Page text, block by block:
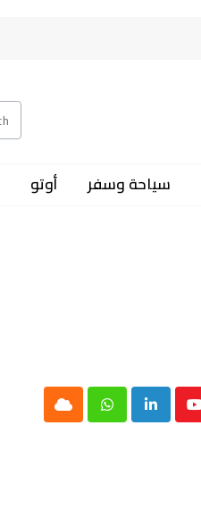
سياحة وسفر أوتو
Youtube
LinkedIn
Whatsapp
Cloud